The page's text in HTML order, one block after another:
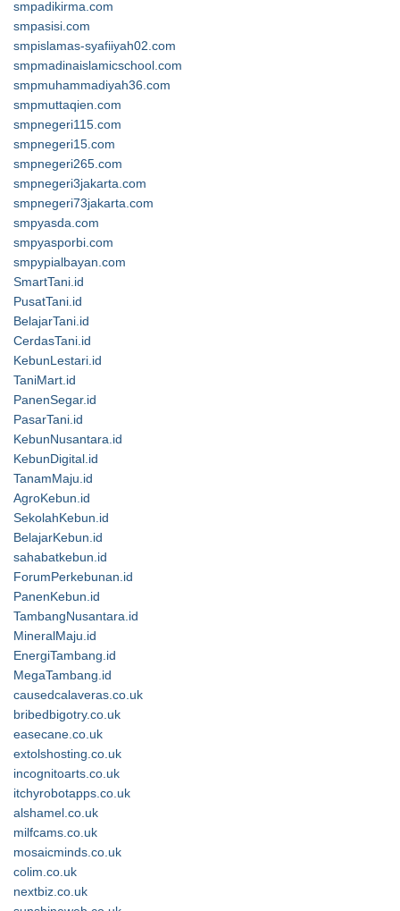
smpadikirma.com
smpasisi.com
smpislamas-syafiiyah02.com
smpmadinaislamicschool.com
smpmuhammadiyah36.com
smpmuttaqien.com
smpnegeri115.com
smpnegeri15.com
smpnegeri265.com
smpnegeri3jakarta.com
smpnegeri73jakarta.com
smpyasda.com
smpyasporbi.com
smpypialbayan.com
SmartTani.id
PusatTani.id
BelajarTani.id
CerdasTani.id
KebunLestari.id
TaniMart.id
PanenSegar.id
PasarTani.id
KebunNusantara.id
KebunDigital.id
TanamMaju.id
AgroKebun.id
SekolahKebun.id
BelajarKebun.id
sahabatkebun.id
ForumPerkebunan.id
PanenKebun.id
TambangNusantara.id
MineralMaju.id
EnergiTambang.id
MegaTambang.id
causedcalaveras.co.uk
bribedbigotry.co.uk
easecane.co.uk
extolshosting.co.uk
incognitoarts.co.uk
itchyrobotapps.co.uk
alshamel.co.uk
milfcams.co.uk
mosaicminds.co.uk
colim.co.uk
nextbiz.co.uk